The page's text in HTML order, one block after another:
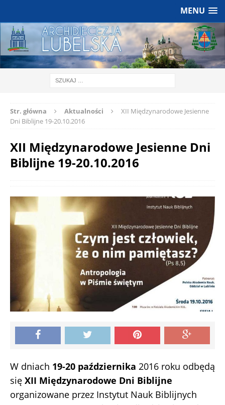
MENU
Str. główna Aktualności
XII Międzynarodowe Jesienne
Dni Biblijne 19-20.10.2016
XII Międzynarodowe Jesienne Dni
Biblijne 19-20.10.2016
W dniach 19-20 października 2016 roku odbędą
się XII Międzynarodowe Dni Biblijne
organizowane przez Instytut Nauk Biblijnych